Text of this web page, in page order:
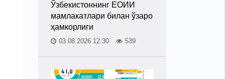
Ўзбекистоннинг ЕОИИ
мамлакатлари билан ўзаро
ҳамкорлиги
03.08.2026 12:30 539